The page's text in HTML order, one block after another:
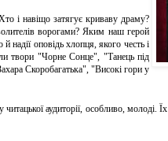
і навіщо затягує криваву драму?
ворогами? Яким наш герой
оповідь хлопця, якого честь і
твори "Чорне Сонце", "Танець під
Скоробагатька", "Високі гори у
аудиторії, особливо, молоді.